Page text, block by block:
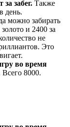
забег. Также
день.
можно забирать
и 2400 за
не
Это
во время
8000.